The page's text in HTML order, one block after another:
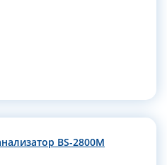
BS-2800M